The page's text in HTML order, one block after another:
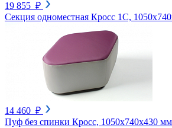
19 855 ₽
Секция одноместная Кросс 1С,
14 460 ₽
Пуф без спинки Кросс, 1050х740х430 мм